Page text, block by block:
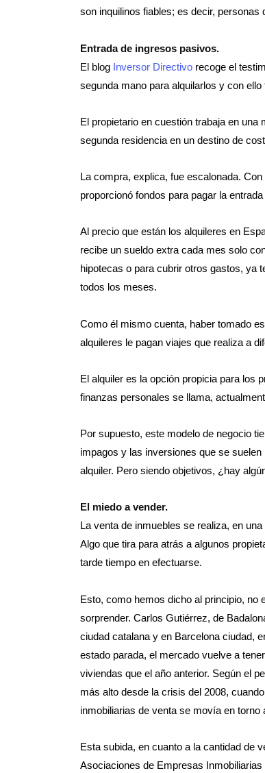
son inquilinos fiables; es decir,
Entrada de ingresos pasivos.
El blog Inversor Directivo recoge el
segunda mano para alquilarlos y con
El propietario en cuestión trabaja en
segunda residencia en un destino de
La compra, explica, fue escalonada.
proporcionó fondos para pagar la
Al precio que están los alquileres en
recibe un sueldo extra cada mes solo
hipotecas o para cubrir otros gastos, ya
todos los meses.
Como él mismo cuenta, haber tomado
alquileres le pagan viajes que realiza a
El alquiler es la opción propicia para los
finanzas personales se llama,
Por supuesto, este modelo de negocio
impagos y las inversiones que se
alquiler. Pero siendo objetivos, ¿hay
El miedo a vender.
La venta de inmuebles se realiza, en
Algo que tira para atrás a algunos
tarde tiempo en efectuarse.
Esto, como hemos dicho al principio, no
sorprender. Carlos Gutiérrez, de
ciudad catalana y en Barcelona ciudad,
estado parada, el mercado vuelve a
viviendas que el año anterior. Según el
más alto desde la crisis del 2008,
inmobiliarias de venta se movía en
Esta subida, en cuanto a la cantidad de
Asociaciones de Empresas